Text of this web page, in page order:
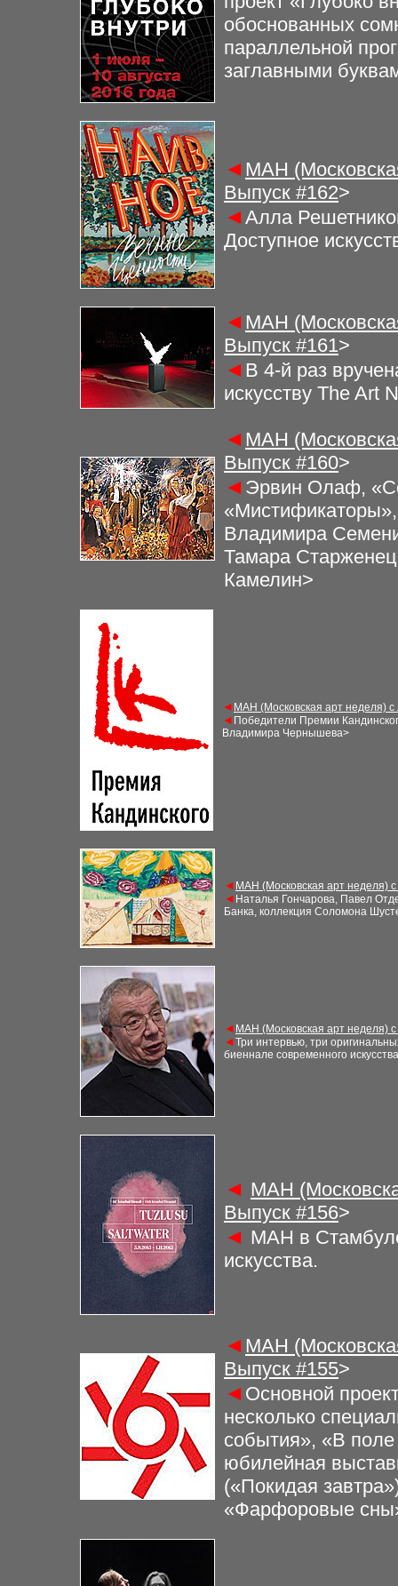
обоснованных
параллельной
заглавными
◄ МАН
Выпуск #162>
◄ Алла
Доступное
◄ МАН
Выпуск #161>
◄ В 4-й раз
искусству The Art
◄ МАН
Выпуск #160>
◄ Эрвин Олаф,
Владимира
Тамара
Камелин>
◄ МАН (Московская арт неделя)
◄ Победители Премии
Владимира Чернышева>
◄ МАН (Московская арт неделя)
◄ Наталья Гончарова, Павел
Банка, коллекция Соломона
◄ МАН (Московская арт неделя)
◄Три интервью, три
биеннале современного
◄ МАН
Выпуск #156>
◄ МАН в
искусства.
◄ МАН
Выпуск #155>
◄ Основной
несколько
события», «В
юбилейная
(«Покидая
«Фарфоровые